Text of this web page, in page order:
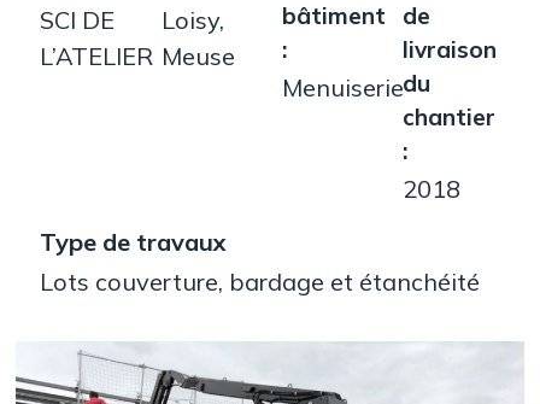
SCI DE
L’ATELIER
Loisy,
Meuse
bâtiment
:
Menuiserie
de
livraison
du
chantier
:
2018
Type de travaux
Lots couverture, bardage et étanchéité